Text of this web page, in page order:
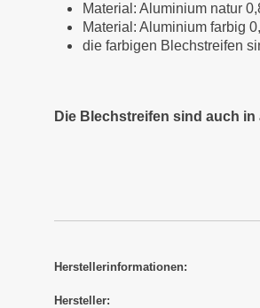
Material: Aluminium natur
Material: Aluminium farbig
die farbigen Blechstreifen
Die Blechstreifen sind auch
Herstellerinformationen:
Hersteller: